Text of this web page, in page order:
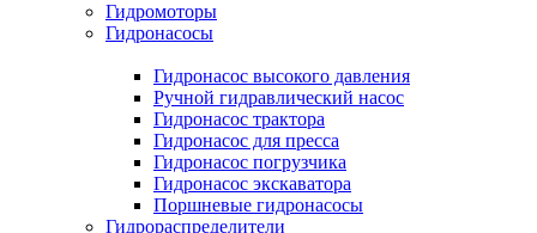
Гидромоторы
Гидронасосы
Гидронасос высокого давления
Ручной гидравлический насос
Гидронасос трактора
Гидронасос для пресса
Гидронасос погрузчика
Гидронасос экскаватора
Поршневые гидронасосы
Гидрораспределители